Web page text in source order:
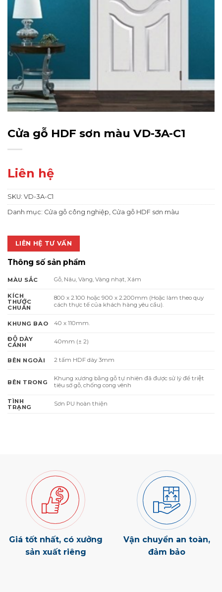
Cửa gỗ HDF sơn màu VD-3A-C1
Liên hệ
SKU: VD-3A-C1
Danh mục: Cửa gỗ công nghiệp, Cửa gỗ HDF sơn màu
LIÊN HỆ TƯ VẤN
Thông số sản phẩm
MÀU SẮC Gỗ, Nâu, Vàng, Vàng nhạt, Xám
KÍCH
THƯỚC
CHUẨN
800 x 2.100 hoặc 900 x 2.200mm (Hoặc làm theo quy
cách thực tế của khách hàng yêu cầu).
KHUNG BAO 40 x 110mm.
ĐỘ DÀY
CÁNH
40mm (± 2)
BÊN NGOÀI 2 tấm HDF dày 3mm
BÊN TRONG
Khung xương bằng gỗ tự nhiên đã được sử lý để triệt
tiêu sớ gỗ, chống cong vênh
TÌNH
TRẠNG
Sơn PU hoàn thiện
Giá tốt nhất, có xưởng
sản xuất riêng
Vận chuyển an toàn,
đảm bảo